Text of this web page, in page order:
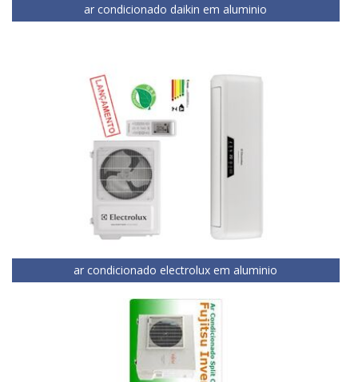
ar condicionado daikin em aluminio
ar condicionado electrolux em aluminio